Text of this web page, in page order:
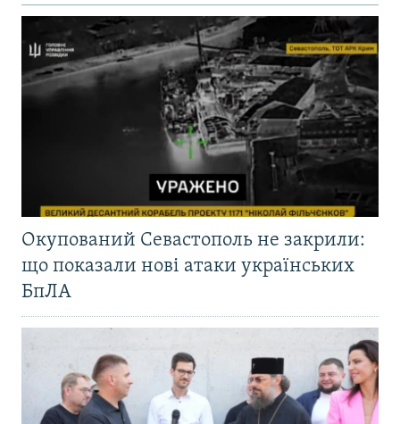
Окупований Севастополь не закрили:
що показали нові атаки українських
БпЛА